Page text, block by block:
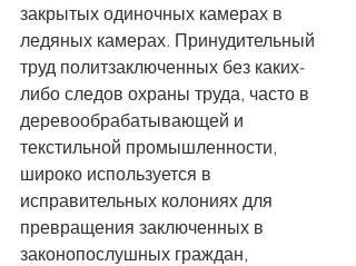
закрытых одиночных камерах в
ледяных камерах. Принудительный
труд политзаключенных без каких-
либо следов охраны труда, часто в
деревообрабатывающей и
текстильной промышленности,
широко используется в
исправительных колониях для
превращения заключенных в
законопослушных граждан,